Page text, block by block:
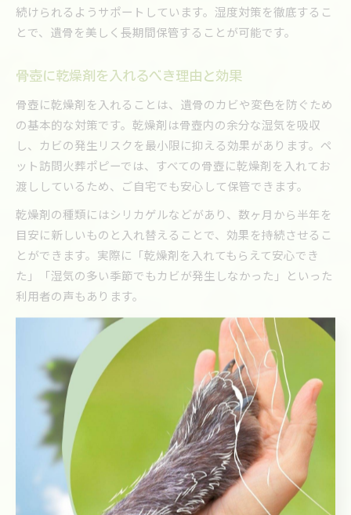
続けられるようサポートしています。湿度対策を徹底するこ
とで、遺骨を美しく長期間保管することが可能です。
骨壺に乾燥剤を入れるべき理由と効果
骨壺に乾燥剤を入れることは、遺骨のカビや変色を防ぐため
の基本的な対策です。乾燥剤は骨壺内の余分な湿気を吸収
し、カビの発生リスクを最小限に抑える効果があります。ペ
ット訪問火葬ポピーでは、すべての骨壺に乾燥剤を入れてお
渡ししているため、ご自宅でも安心して保管できます。
乾燥剤の種類にはシリカゲルなどがあり、数ヶ月から半年を
目安に新しいものと入れ替えることで、効果を持続させるこ
とができます。実際に「乾燥剤を入れてもらえて安心でき
た」「湿気の多い季節でもカビが発生しなかった」といった
利用者の声もあります。
ただし、乾燥剤が湿気を吸いきってしまうと効果が薄れるた
め、定期的な点検と交換が大切です。骨壺の中身を確認する
際は、手を清潔にし、骨壺を静かに開けるよう注意しましょ
カビを防ぐための環境選びのポイント
遺骨のカビ対策には、骨壺の設置環境を正しく選ぶことが重
要です。直射日光が当たる場所や湿度が高い場所は避け、風
通しの良い室内で保管することがポイントとなります。特に